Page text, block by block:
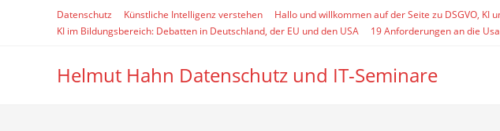
Datenschutz Künstliche Intelligenz verstehen Hallo und willkommen auf der Seite zu DSGVO, KI
KI im Bildungsbereich: Debatten in Deutschland, der EU und den USA
19 Anforderungen an die
Helmut Hahn Datenschutz und IT-Seminare